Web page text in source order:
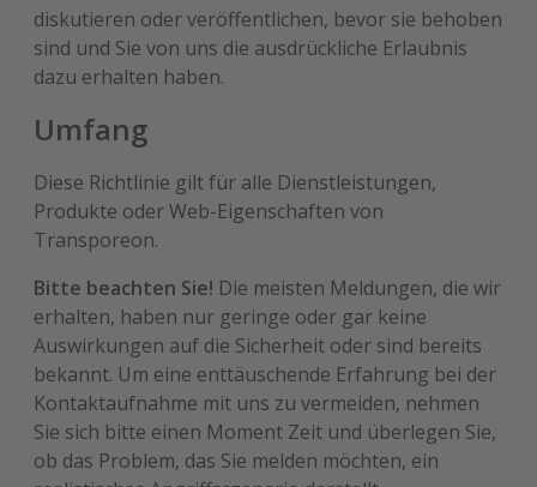
diskutieren oder veröffentlichen, bevor sie behoben
sind und Sie von uns die ausdrückliche Erlaubnis
dazu erhalten haben.
Umfang
Diese Richtlinie gilt für alle Dienstleistungen,
Produkte oder Web-Eigenschaften von
Transporeon.
Bitte beachten Sie! Die meisten Meldungen, die wir
erhalten, haben nur geringe oder gar keine
Auswirkungen auf die Sicherheit oder sind bereits
bekannt. Um eine enttäuschende Erfahrung bei der
Kontaktaufnahme mit uns zu vermeiden, nehmen
Sie sich bitte einen Moment Zeit und überlegen Sie,
ob das Problem, das Sie melden möchten, ein